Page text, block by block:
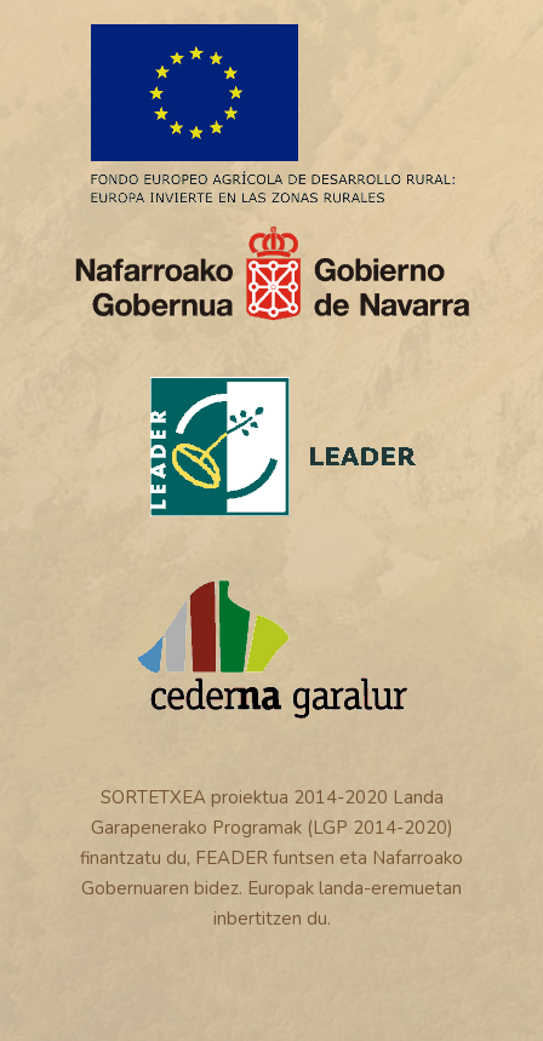
SORTETXEA proiektua 2014-2020 Landa
Garapenerako Programak (LGP 2014-2020)
finantzatu du, FEADER funtsen eta Nafarroako
Gobernuaren bidez. Europak landa-eremuetan
inbertitzen du.